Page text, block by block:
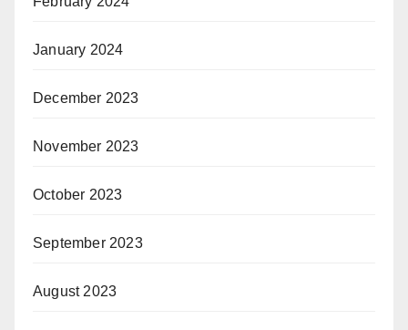
January 2024
December 2023
November 2023
October 2023
September 2023
August 2023